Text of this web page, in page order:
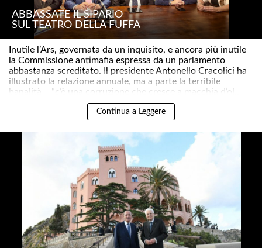
ABBASSATE IL SIPARIO
SUL TEATRO DELLA FUFFA
Inutile l’Ars, governata da un inquisito, e ancora più inutile
la Commissione antimafia espressa da un parlamento
abbastanza screditato. Il presidente Antonello Cracolici ha
illustrato la relazione annuale, ma a parte la terribile
banalità – “c’è una corruzione che cresce a macchia d’ol..
Continua a Leggere